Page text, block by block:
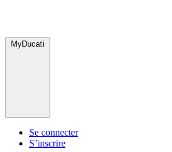
MyDucati
Se connecter
S’inscrire